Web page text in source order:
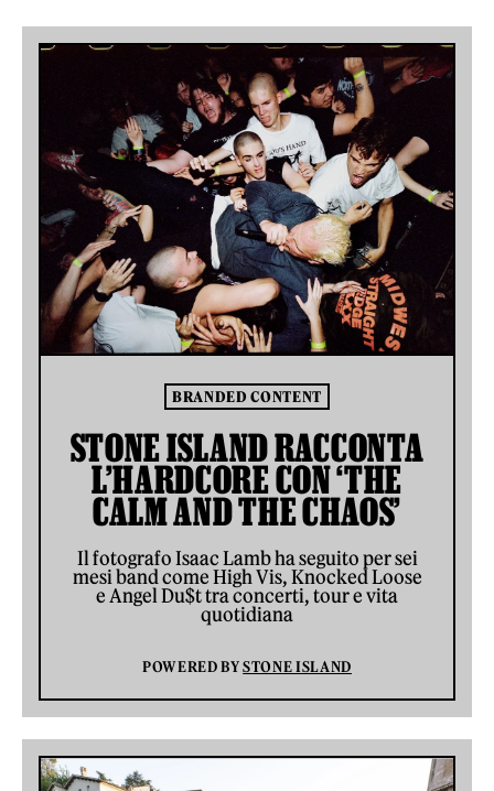
BRANDED CONTENT
STONE ISLAND RACCONTA
L’HARDCORE CON ‘THE
CALM AND THE CHAOS’
Il fotografo Isaac Lamb ha seguito per sei
mesi band come High Vis, Knocked Loose
e Angel Du$t tra concerti, tour e vita
quotidiana
POWERED BYSTONE ISLAND